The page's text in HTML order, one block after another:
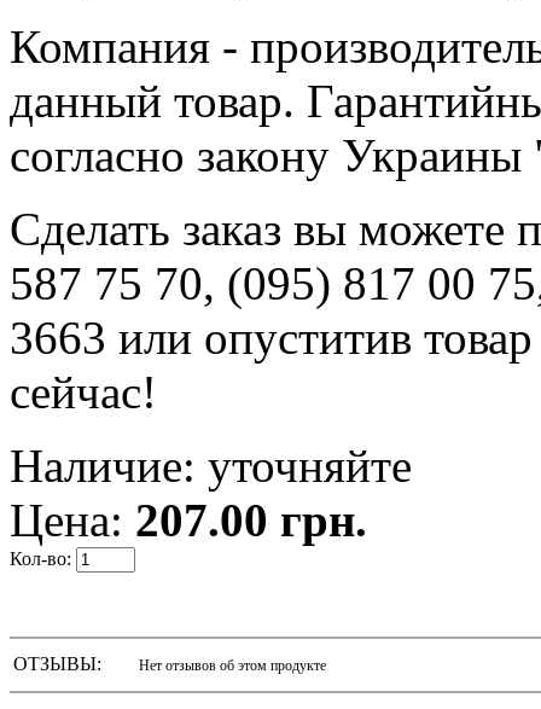
Компания -
данный товар.
согласно закону
Сделать заказ вы можете
587 75 70, (095) 817 00
3663 или опуститив
сейчас!
Наличие: уточняйте
Цена: 207.00 грн.
Кол-во:
ОТЗЫВЫ: Нет отзывов об этом продукте